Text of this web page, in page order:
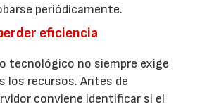
periódicamente.
eficiencia
tecnológico no siempre exige
los recursos. Antes de
conviene identificar si el